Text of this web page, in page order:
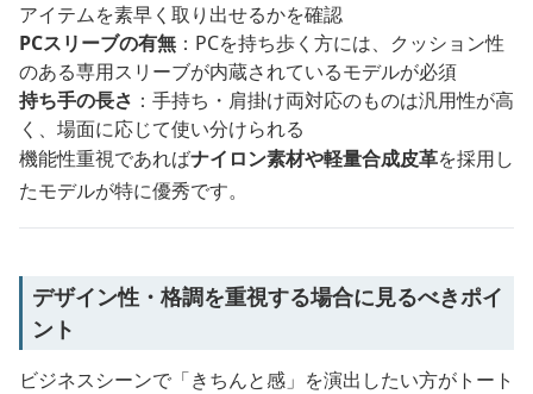
アイテムを素早く取り出せるかを確認
PCスリーブの有無 ：PCを持ち歩く方には、クッション性
のある専用スリーブが内蔵されているモデルが必須
持ち手の長さ ：手持ち・肩掛け両対応のものは汎用性が高
く、場面に応じて使い分けられる
機能性重視であればナイロン素材や軽量合成皮革を採用し
たモデルが特に優秀です。
デザイン性・格調を重視する場合に見るべきポイ
ント
ビジネスシーンで「きちんと感」を演出したい方がトート